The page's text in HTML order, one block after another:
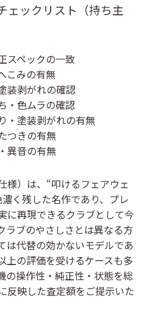
ェックリスト（持ち主
スペックの一致
こみの有無
装剥がれの確認
・色ムラの確認
・塗装剥がれの有無
つきの有無
異音の有無
様）は、“叩けるフェアウェ
く残した名作であり、プレ
に再現できるクラブとして今
ラブのやさしさとは異なる方
は代替の効かないモデルであ
上の評価を受けるケースも多
の操作性・純正性・状態を総
反映した査定額をご提示いた